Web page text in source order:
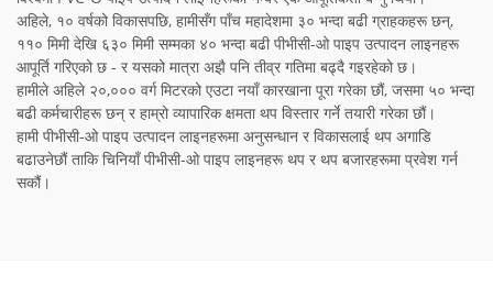
अहिले, १० वर्षको विकासपछि, हामीसँग पाँच महादेशमा ३० भन्दा बढी ग्राहकहरू छन्,
११० मिमी देखि ६३० मिमी सम्मका ४० भन्दा बढी पीभीसी-ओ पाइप उत्पादन लाइनहरू
आपूर्ति गरिएको छ - र यसको मात्रा अझै पनि तीव्र गतिमा बढ्दै गइरहेको छ।
हामीले अहिले २०,००० वर्ग मिटरको एउटा नयाँ कारखाना पूरा गरेका छौं, जसमा ५० भन्दा
बढी कर्मचारीहरू छन् र हाम्रो व्यापारिक क्षमता थप विस्तार गर्ने तयारी गरेका छौं।
हामी पीभीसी-ओ पाइप उत्पादन लाइनहरूमा अनुसन्धान र विकासलाई थप अगाडि
बढाउनेछौं ताकि चिनियाँ पीभीसी-ओ पाइप लाइनहरू थप र थप बजारहरूमा प्रवेश गर्न
सकौं।